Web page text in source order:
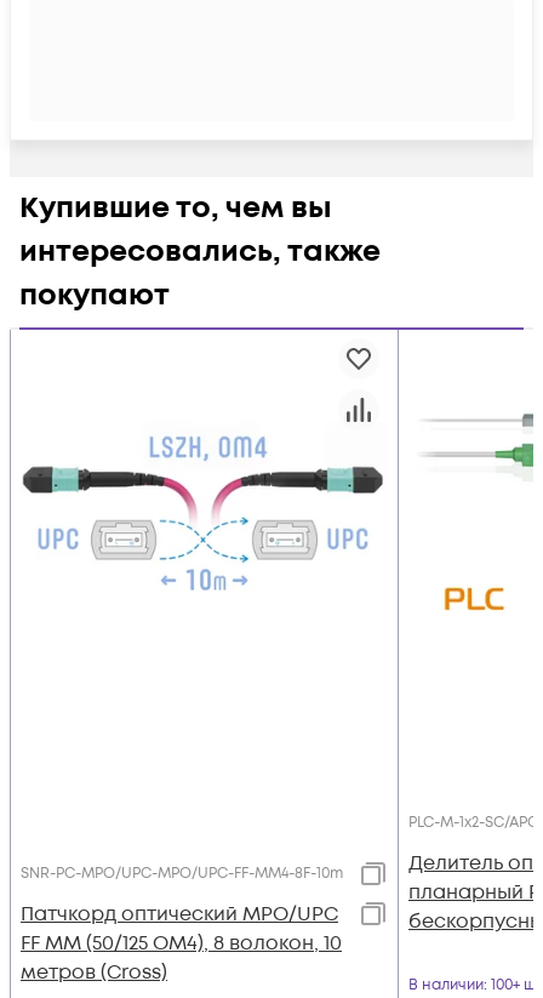
Купившие то, чем вы
интересовались, также
покупают
SNR-PC-MPO/UPC-MPO/UPC-FF-MM4-8F-10m
Патчкорд оптический MPO/UPC
FF MM (50/125 OM4), 8 волокон, 10
метров (Cross)
PLC-M-1x2-SC/APC
Делитель
планарный
В наличии: 100+ шт